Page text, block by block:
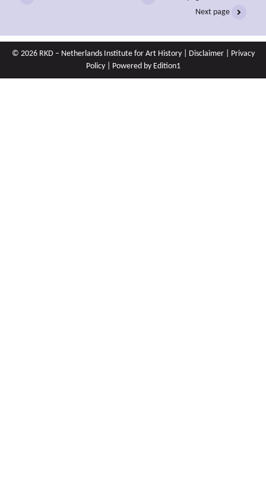
Next page
© 2026 RKD – Netherlands Institute for Art History | Disclaimer| Privacy
Policy| Powered by Edition1